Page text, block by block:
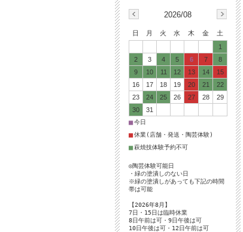
2026/08
日 月 火 水 木 金
土
1
2
3 4 5 6 7
8
9
10 11 12 13 14
15
16
17 18 19 20 21
22
23
24 25 26 27 28
29
30
31
■今日
■休業(店舗・発送・陶芸体験)
■萩焼技体験予約不可
◎陶芸体験可能日
・緑の塗潰しのない日
※緑の塗潰しがあっても下記の時間
帯は可能
【2026年8月】
7日・15日は臨時休業
8日午前は可・9日午後は可
10日午後は可・12日午前は可